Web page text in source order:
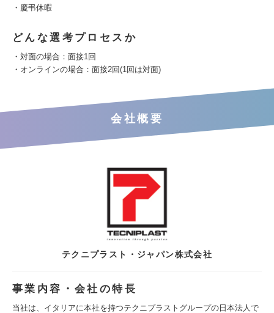
・慶弔休暇
どんな選考プロセスか
・対面の場合：面接1回
・オンラインの場合：面接2回(1回は対面)
会社概要
テクニプラスト・ジャパン株式会社
事業内容・会社の特長
当社は、イタリアに本社を持つテクニプラストグループの日本法人で